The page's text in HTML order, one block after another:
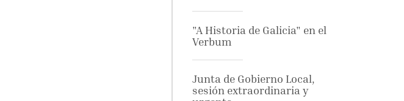
"A Historia de Galicia" en el
Verbum
Junta de Gobierno Local,
sesión extraordinaria y